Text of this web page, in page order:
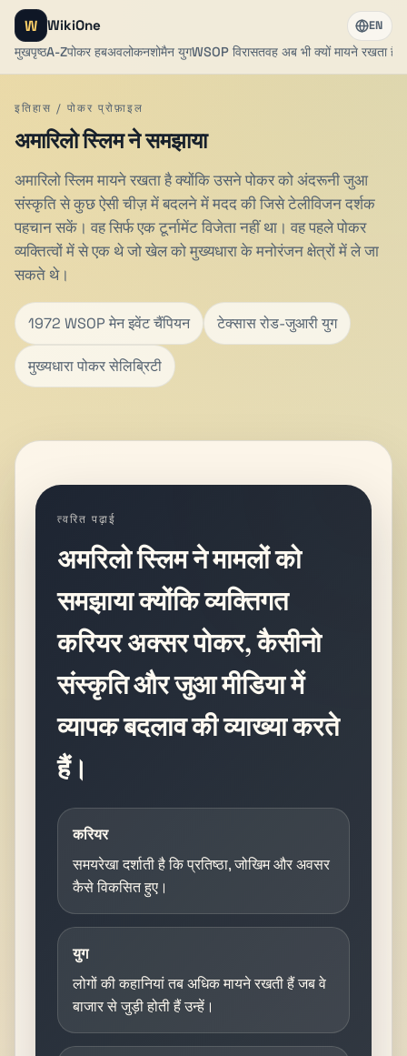
W WikiOne
मुखपृष्ठA-Zपोकर हबअवलोकनशोमैन युगWSOP विरासतवह अब भी क्यों मायने रखता है
EN
इतिहास / पोकर प्रोफ़ाइल
अमारिलो स्लिम ने समझाया
अमारिलो स्लिम मायने रखता है क्योंकि उसने पोकर को अंदरूनी जुआ
संस्कृति से कुछ ऐसी चीज़ में बदलने में मदद की जिसे टेलीविजन दर्शक
पहचान सकें। वह सिर्फ एक टूर्नामेंट विजेता नहीं था। वह पहले पोकर
व्यक्तित्वों में से एक थे जो खेल को मुख्यधारा के मनोरंजन क्षेत्रों में ले जा
सकते थे।
1972 WSOP मेन इवेंट चैंपियन टेक्सास रोड-जुआरी युग
मुख्यधारा पोकर सेलिब्रिटी
त्वरित पढ़ाई
अमरिलो स्लिम ने मामलों को
समझाया क्योंकि व्यक्तिगत
करियर अक्सर पोकर, कैसीनो
संस्कृति और जुआ मीडिया में
व्यापक बदलाव की व्याख्या करते
हैं।
करियर
समयरेखा दर्शाती है कि प्रतिष्ठा, जोखिम और अवसर
कैसे विकसित हुए।
युग
लोगों की कहानियां तब अधिक मायने रखती हैं जब वे
बाजार से जुड़ी होती हैं उन्हें।